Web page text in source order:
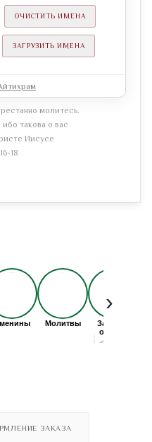
ОЧИСТИТЬ ИМЕНА
ЗАГРУЗИТЬ ИМЕНА
молитесь.
такова о вас
Иисусе
18
ЗАКАЗА